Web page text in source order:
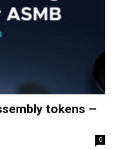
tokens –
0